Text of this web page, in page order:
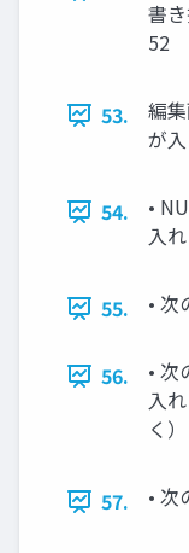
書
52
53.
編
が
54.
•
入
55. •
56.
•
入
く
57. • 次